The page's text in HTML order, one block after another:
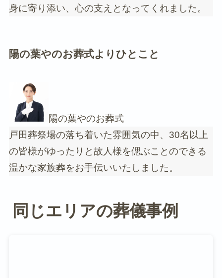
身に寄り添い、心の支えとなってくれました。
陽の葉やのお葬式よりひとこと
陽の葉やのお葬式
戸田葬祭場の落ち着いた雰囲気の中、30名以上
の皆様がゆったりと故人様を偲ぶことのできる
温かな家族葬をお手伝いいたしました。
同じエリアの葬儀事例